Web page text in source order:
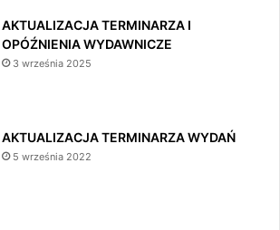
AKTUALIZACJA TERMINARZA I
OPÓŹNIENIA WYDAWNICZE
3 września 2025
AKTUALIZACJA TERMINARZA WYDAŃ
5 września 2022